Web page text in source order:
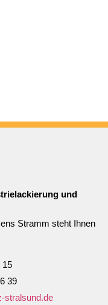
und
Stramm steht Ihnen
15
39
stralsund.de